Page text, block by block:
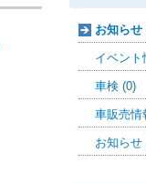
お知らせ
イベント
車検 (0)
車販売情
お知らせ